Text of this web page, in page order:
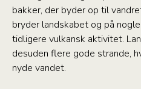
bakker, der byder op til
bryder landskabet og på
tidligere vulkansk aktivitet.
desuden flere gode strande,
nyde vandet.